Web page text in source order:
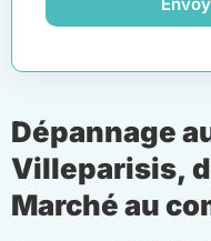
Dépannage
Villeparisis,
Marché au